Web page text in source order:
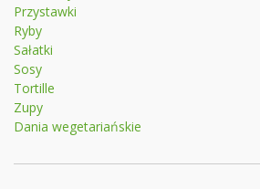
Przystawki
Ryby
Sałatki
Sosy
Tortille
Zupy
Dania wegetariańskie